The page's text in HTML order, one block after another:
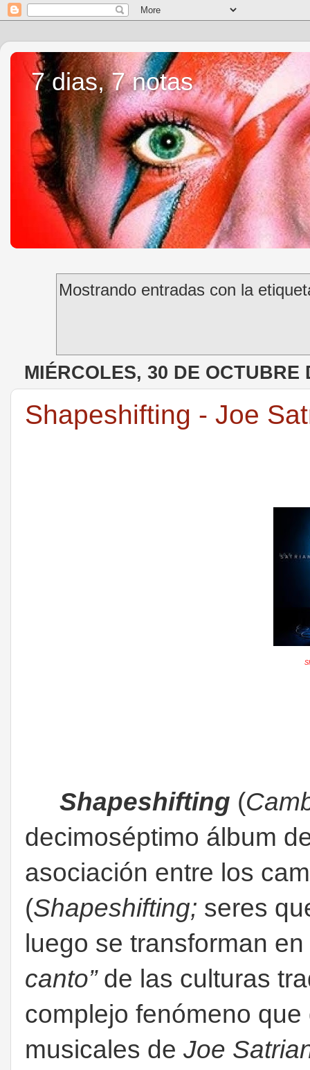
7 dias, 7 notas
Mostrando entradas con la
MIÉRCOLES, 30 DE OCTUBRE
Shapeshifting - Joe
Shapeshifting (
decimoséptimo álbum
asociación entre los
(Shapeshifting; seres
luego se transforman
canto”de las culturas
complejo fenómeno
musicales de Joe